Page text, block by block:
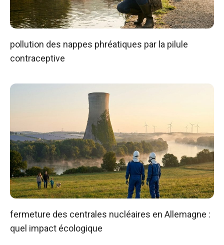
pollution des nappes phréatiques par la pilule
contraceptive
fermeture des centrales nucléaires en Allemagne :
quel impact écologique